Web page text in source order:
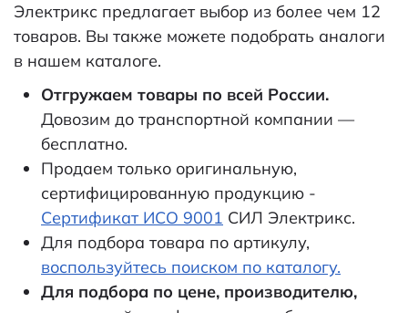
Электрикс предлагает выбор из более чем 12
товаров. Вы также можете подобрать аналоги
в нашем каталоге.
Отгружаем товары по всей России.
Довозим до транспортной компании —
бесплатно.
Продаем только оригинальную,
сертифицированную продукцию -
Сертификат ИСО 9001 СИЛ Электрикс.
Для подбора товара по артикулу,
воспользуйтесь поиском по каталогу.
Для подбора по цене, производителю,